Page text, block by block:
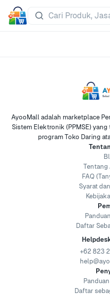
AyooMall adalah marketplace
Sistem Elektronik (PPMSE)
program Toko Daring
Tentang
FAQ
Syarat
Daftar
+62 823
Daftar